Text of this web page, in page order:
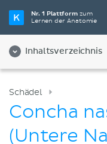
Nr. 1 Plattformzum
Lernen der Anatomie
Inhaltsverzeichnis
Wähle die
Videos
Schädel
Concha
(Untere